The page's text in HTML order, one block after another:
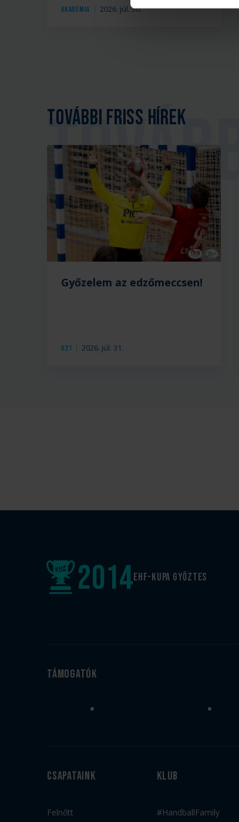
Akadémia 2026. júl. 30.
További friss hírek
U21 2026. júl. 31.
Győzelem az edzőmeccsen!
EHF-Kupa győztes
2014
Támogatók
Csapataink
Felnőtt
Klub
#HandballFamily